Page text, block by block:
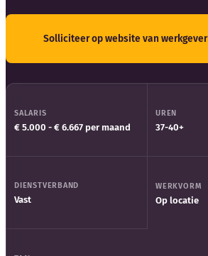
Woordenboek
Auteurs
Solliciteer op website van werkgever
SALARIS
€ 5.000 - € 6.667 per maand
UREN
37-40+
DIENSTVERBAND
Vast
WERKVORM
Op locatie